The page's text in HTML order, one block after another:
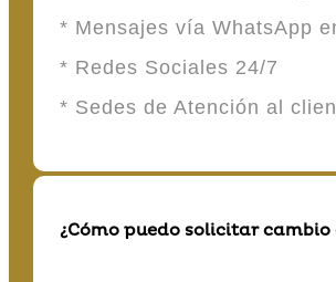
* Mensajes vía WhatsApp
* Redes Sociales 24/7
* Sedes de Atención al
¿Cómo puedo solicitar